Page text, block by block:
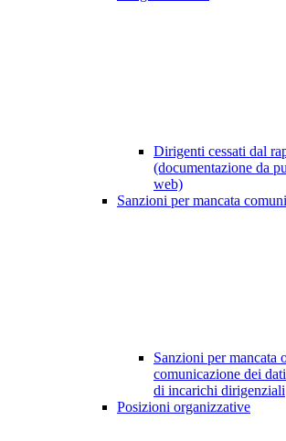
Dirigenti cessati dal
(documentazione da
web)
Sanzioni per mancata
Sanzioni per mancata
comunicazione dei
di incarichi dirigenziali
Posizioni organizzative